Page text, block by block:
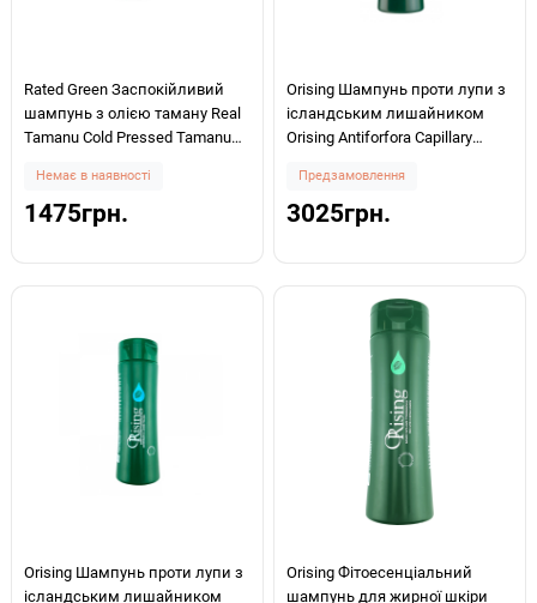
Rated Green Заспокійливий
шампунь з олією таману Real
Tamanu Cold Pressed Tamanu
400ml
Немає в наявності
1475грн.
Orising Шампунь проти лупи з
ісландським лишайником
Orising Antiforfora Capillary
Shampoo With Icelandic Lichen
750мл
Предзамовлення
3025грн.
Orising Шампунь проти лупи з
ісландським лишайником
Orising Фітоесенціальний
шампунь для жирної шкіри